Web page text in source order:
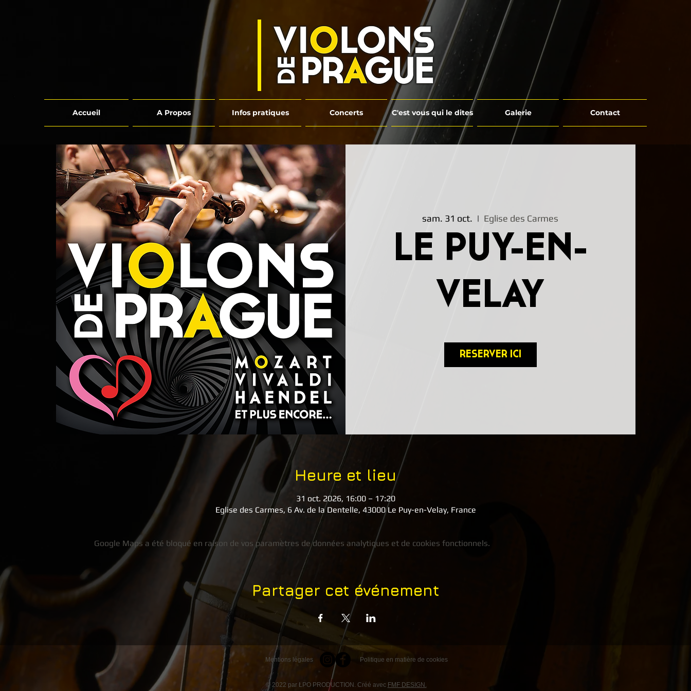
Accueil A Propos Infos pratiques Concerts C'est vous qui le dites Galerie Contact
sam. 31 oct.
  |
Eglise des Carmes
LE PUY-EN-
VELAY
RESERVER ICI
Heure et lieu
31 oct. 2026, 16:00 – 17:20
Eglise des Carmes, 6 Av. de la Dentelle, 43000 Le Puy-en-Velay, France
Google Maps a été bloqué en raison de vos paramètres de données analytiques et de cookies fonctionnels.
Partager cet événement
Mentions légales Politique en matière de cookies
© 2022 par LPO PRODUCTION. Créé avec FMF DESIGN.